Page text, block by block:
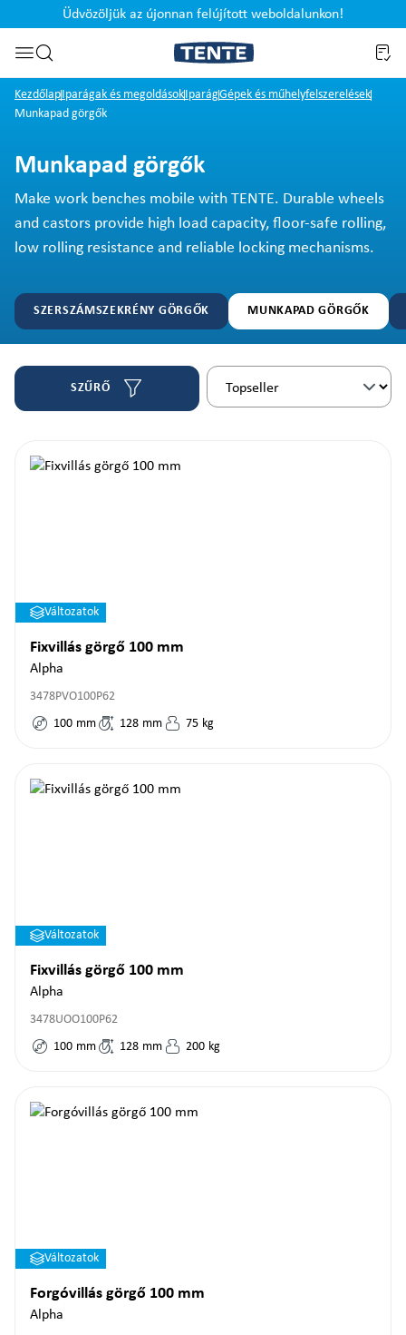
Ugrás a kereséshez
Üdvözöljük az újonnan felújított weboldalunkon!
KezdőlapIparágak és megoldásokIparágGépek és műhelyfelszerelések
Munkapad görgők
Munkapad görgők
Make work benches mobile with TENTE. Durable wheels
and castors provide high load capacity, floor-safe rolling,
low rolling resistance and reliable locking mechanisms.
SZERSZÁMSZEKRÉNY GÖRGŐK MUNKAPAD GÖRGŐK
SZŰRŐ
Változatok
Fixvillás görgő 100 mm
Alpha
3478PVO100P62
100 mm 128 mm 75 kg
Változatok
Fixvillás görgő 100 mm
Alpha
3478UOO100P62
100 mm 128 mm 200 kg
Változatok
Forgóvillás görgő 100 mm
Alpha